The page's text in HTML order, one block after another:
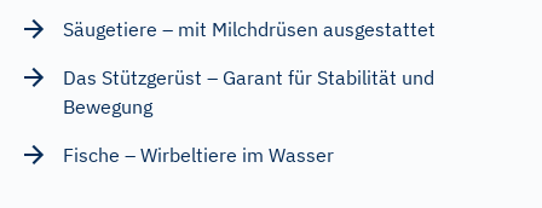
Säugetiere – mit Milchdrüsen ausgestattet
Das Stützgerüst – Garant für Stabilität und
Bewegung
Fische – Wirbeltiere im Wasser